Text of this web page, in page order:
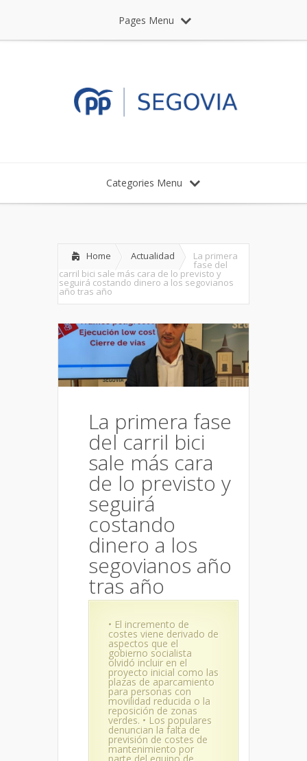
Pages Menu
Categories Menu
Home Actualidad La primera
fase del
carril bici sale más cara de lo previsto y
seguirá costando dinero a los segovianos
año tras año
La primera fase
del carril bici
sale más cara
de lo previsto y
seguirá
costando
dinero a los
segovianos año
tras año
• El incremento de
costes viene derivado de
aspectos que el
gobierno socialista
olvidó incluir en el
proyecto inicial como las
plazas de aparcamiento
para personas con
movilidad reducida o la
reposición de zonas
verdes. • Los populares
denuncian la falta de
previsión de costes de
mantenimiento por